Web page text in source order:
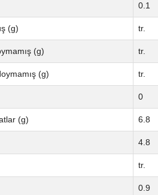
0.1
(g) tr.
(g) tr.
(g) tr.
0
(g) 6.8
4.8
tr.
0.9